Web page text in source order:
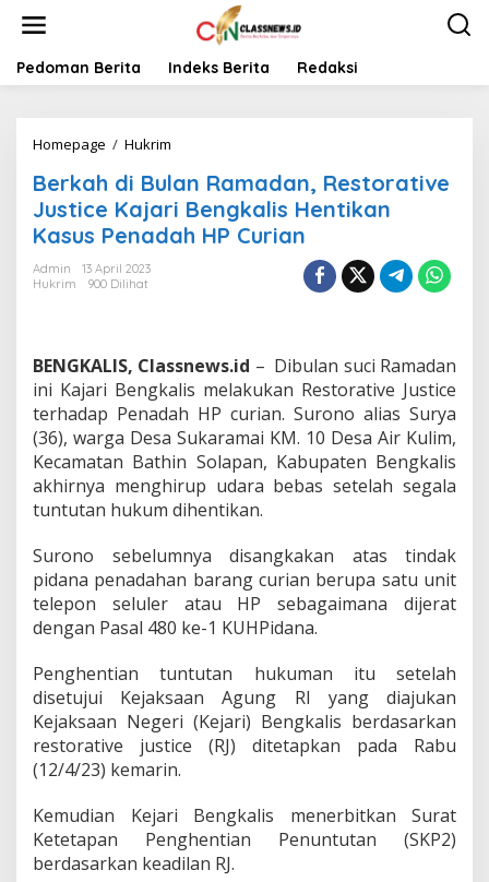
t
Pedoman Berita Indeks Berita Redaksi
Homepage / Hukrim
r
k
a
h
a
n
R
a
m
a
d
a
n
R
e
o
a
t
i
v
e
J
s
t
i
c
Berkah di Bulan Ramadan, Restorative
Justice Kajari Bengkalis Hentikan
Kasus Penadah HP Curian
Admin
13 April 2023
Hukrim
900 Dilihat
BENGKALIS, Classnews.id – Dibulan suci Ramadan
ini Kajari Bengkalis melakukan Restorative Justice
terhadap Penadah HP curian. Surono alias Surya
(36), warga Desa Sukaramai KM. 10 Desa Air Kulim,
Kecamatan Bathin Solapan, Kabupaten Bengkalis
akhirnya menghirup udara bebas setelah segala
tuntutan hukum dihentikan.
Surono sebelumnya disangkakan atas tindak
pidana penadahan barang curian berupa satu unit
telepon seluler atau HP sebagaimana dijerat
dengan Pasal 480 ke-1 KUHPidana.
Penghentian tuntutan hukuman itu setelah
disetujui Kejaksaan Agung RI yang diajukan
Kejaksaan Negeri (Kejari) Bengkalis berdasarkan
restorative justice (RJ) ditetapkan pada Rabu
(12/4/23) kemarin.
Kemudian Kejari Bengkalis menerbitkan Surat
Ketetapan Penghentian Penuntutan (SKP2)
berdasarkan keadilan RJ.